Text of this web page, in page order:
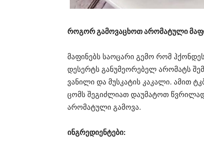
როგორ გამოვაცხოთ არომატული
მაფინებს საოცარი გემო რომ
დესერტს განუმეორებელ არომატს
ვანილი და მუსკატის კაკალი. ამით
ცომს შეგიძლიათ დაუმატოთ
არომატული გამოვა.
ინგრედიენტები: